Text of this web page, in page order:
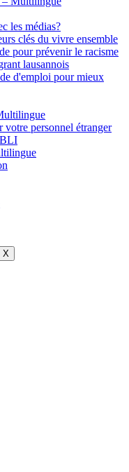
les médias?
clés du vivre ensemble
pour prévenir le racisme
lausannois
d'emploi pour mieux
personnel étranger
X